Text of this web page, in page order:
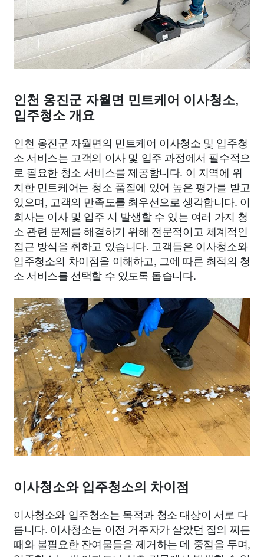
인천 옹진군 자월면 민트케어 이사청소,
입주청소 개요
인천 옹진군 자월면의 민트케어 이사청소 및 입주청
소 서비스는 고객의 이사 및 입주 과정에서 필수적으
로 필요한 청소 서비스를 제공합니다. 이 지역에 위
치한 민트케어는 청소 품질에 있어 높은 평가를 받고
있으며, 고객의 만족도를 최우선으로 생각합니다. 이
회사는 이사 및 입주 시 발생할 수 있는 여러 가지 청
소 관련 문제를 해결하기 위해 전문적이고 체계적인
접근 방식을 취하고 있습니다. 고객들은 이사청소와
입주청소의 차이점을 이해하고, 그에 따른 최적의 청
소 서비스를 선택할 수 있도록 돕습니다.
이사청소와 입주청소의 차이점
이사청소와 입주청소는 목적과 청소 대상이 서로 다
릅니다. 이사청소는 이전 거주자가 살았던 집의 찌든
때와 불필요한 잔여물들을 제거하는 데 중점을 두며,